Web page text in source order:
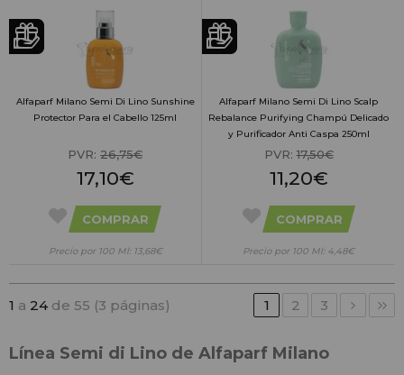
Alfaparf Milano Semi Di Lino Sunshine
Protector Para el Cabello 125ml
PVR: 26,75€
17,10€
COMPRAR
Precio por 100 Ml: 13,68€
Alfaparf Milano Semi Di Lino Scalp
Rebalance Purifying Champú Delicado
y Purificador Anti Caspa 250ml
PVR:17,50€
11,20€
COMPRAR
Precio por 100 Ml: 4,48€
1 a 24 de 55 (3 páginas) 1 2 3
​Línea Semi di Lino de Alfaparf Milano